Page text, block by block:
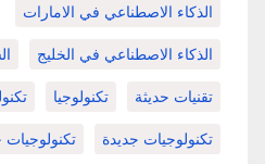
الذكاء الاصطناعي في الامارات
الذكاء الاصطناعي في الخليج
تقنيات حديثة تكنولوجيا
تكنولوجيات جديدة تكنولوجيات